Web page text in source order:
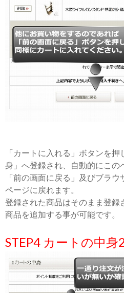
「カートに入れる」ボタンを
身」へ登録され、自動的にこの
「前の画面に戻る」及びブラ
ページに戻れます。
登録された商品はそのまま登録
商品を追加する事が可能です。
STEP4 カートの中身